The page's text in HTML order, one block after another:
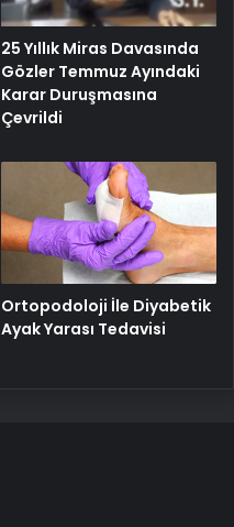
25 Yıllık Miras Davasında
Gözler Temmuz Ayındaki
Karar Duruşmasına
Çevrildi
Ortopodoloji İle Diyabetik
Ayak Yarası Tedavisi